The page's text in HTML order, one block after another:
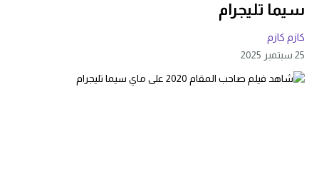
سيما تليجرام
كازم كازم
25 سبتمبر 2025